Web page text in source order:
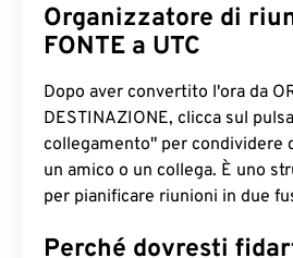
Organizzatore di
FONTE a UTC
Dopo aver convertito l'ora da
DESTINAZIONE, clicca sul
collegamento" per condividere
un amico o un collega. È uno
per pianificare riunioni in due
Perché dovresti